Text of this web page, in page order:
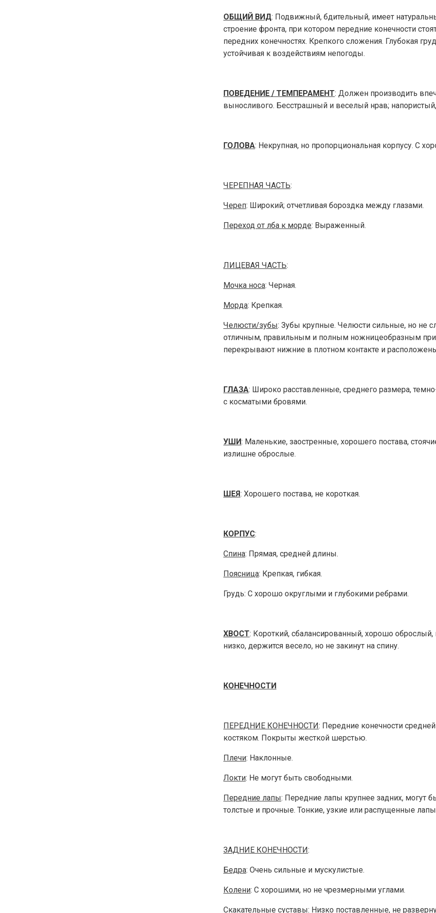
ОБЩИЙ ВИД: Подвижный, бдительный, имеет
строение фронта, при котором передние конечности
передних конечностях. Крепкого сложения. Глубокая
устойчивая к воздействиям непогоды.
ПОВЕДЕНИЕ / ТЕМПЕРАМЕНТ: Должен производить
выносливого. Бесстрашный и веселый нрав;
ГОЛОВА: Некрупная, но пропорциональная корпусу. С
ЧЕРЕПНАЯ ЧАСТЬ:
Череп: Широкий; отчетливая бороздка между глазами.
Переход от лба к морде: Выраженный.
ЛИЦЕВАЯ ЧАСТЬ:
Мочка носа: Черная.
Морда: Крепкая.
Челюсти/зубы: Зубы крупные. Челюсти сильные, но не
отличным, правильным и полным ножницеобразным
перекрывают нижние в плотном контакте и
ГЛАЗА: Широко расставленные, среднего размера,
с косматыми бровями.
УШИ: Маленькие, заостренные, хорошего постава,
излишне оброслые.
ШЕЯ: Хорошего постава, не короткая.
КОРПУС:
Спина: Прямая, средней длины.
Поясница: Крепкая, гибкая.
Грудь: С хорошо округлыми и глубокими ребрами.
ХВОСТ: Короткий, сбалансированный, хорошо
низко, держится весело, но не закинут на спину.
КОНЕЧНОСТИ
ПЕРЕДНИЕ КОНЕЧНОСТИ: Передние конечности
костяком. Покрыты жесткой шерстью.
Плечи: Наклонные.
Локти: Не могут быть свободными.
Передние лапы: Передние лапы крупнее задних, могут
толстые и прочные. Тонкие, узкие или распущенные
ЗАДНИЕ КОНЕЧНОСТИ:
Бедра: Очень сильные и мускулистые.
Колени: С хорошими, но не чрезмерными углами.
Скакательные суставы: Низко поставленные, не